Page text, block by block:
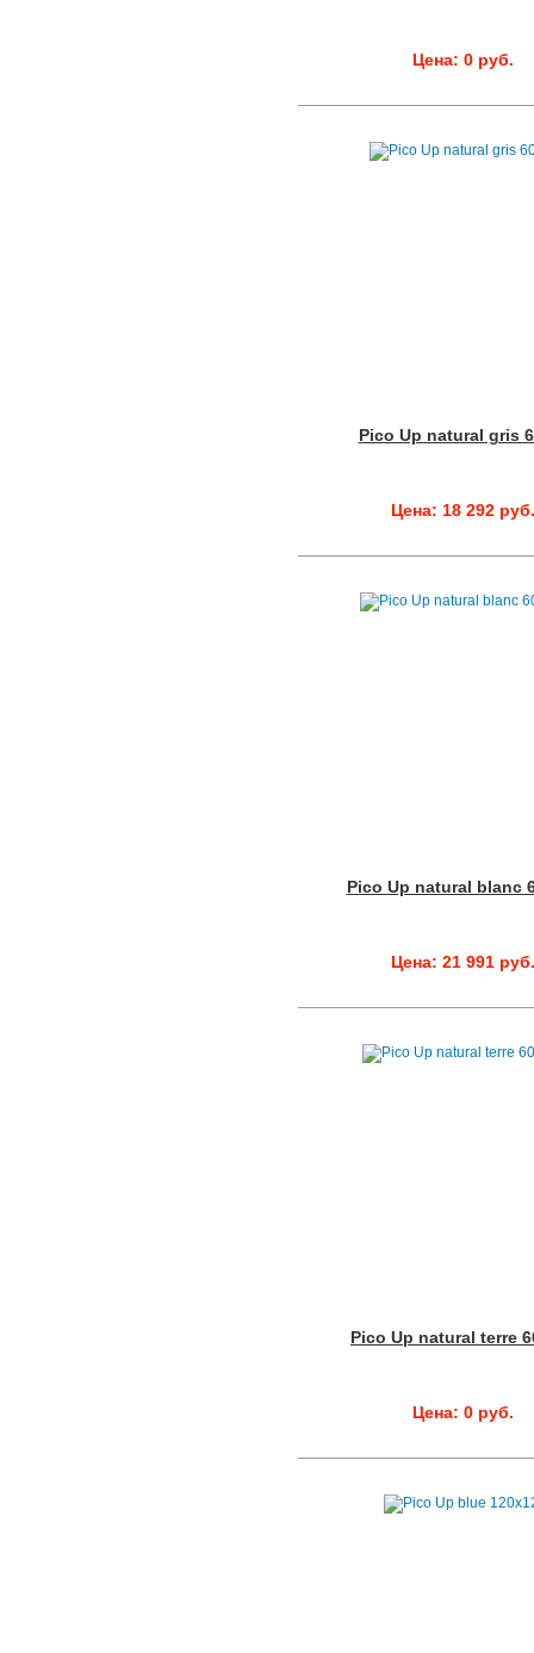
Цена: 0 руб.
Pico Up natural gris
Цена: 18 292 руб.
Pico Up natural blanc
Цена: 21 991 руб.
Pico Up natural terre
Цена: 0 руб.